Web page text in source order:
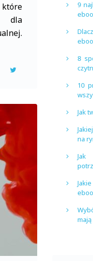
dla
i
9
8
10
Jak
na
Jak